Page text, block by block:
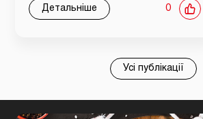
Детальніше 0
Усі публікації